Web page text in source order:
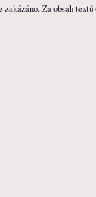
zakázáno. Za obsah